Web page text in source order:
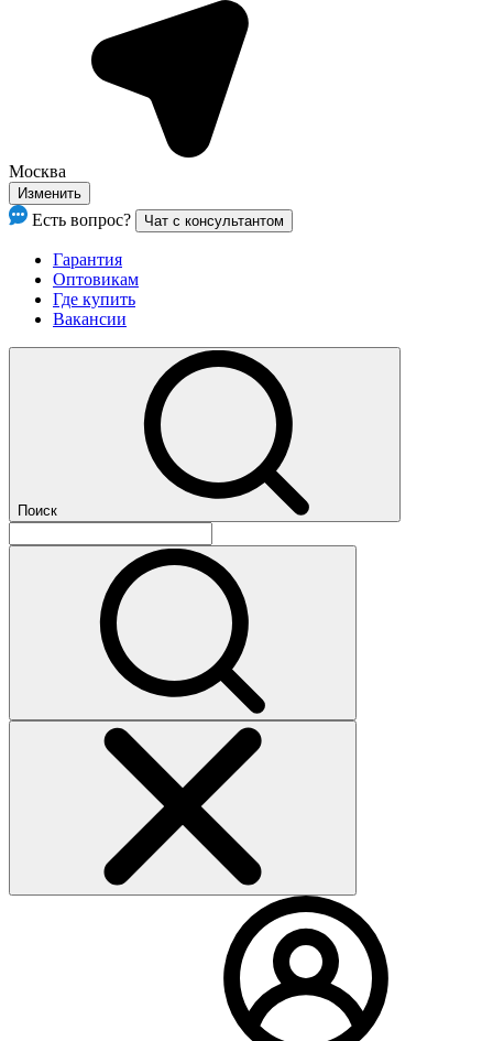
Москва
Изменить
Есть вопрос? Чат с консультантом
Гарантия
Оптовикам
Где купить
Вакансии
Поиск